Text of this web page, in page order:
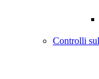
Controlli